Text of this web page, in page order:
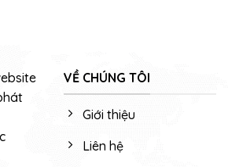
VỀ CHÚNG TÔI
Giới thiệu
Liên hệ